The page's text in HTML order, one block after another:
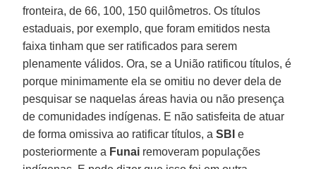
fronteira, de 66, 100, 150 quilômetros. Os títulos
estaduais, por exemplo, que foram emitidos nesta
faixa tinham que ser ratificados para serem
plenamente válidos. Ora, se a União ratificou títulos, é
porque minimamente ela se omitiu no dever dela de
pesquisar se naquelas áreas havia ou não presença
de comunidades indígenas. E não satisfeita de atuar
de forma omissiva ao ratificar títulos, aSBI e
posteriormente a Funai removeram populações